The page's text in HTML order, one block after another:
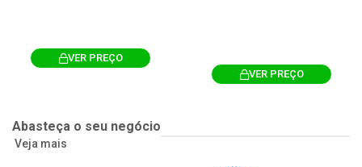
VER PREÇO
VER PREÇO
Abasteça o seu negócio
Veja mais